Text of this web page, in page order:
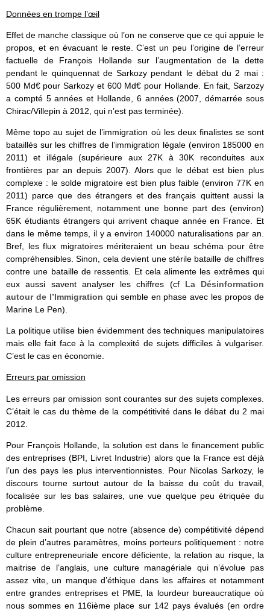
Données en trompe l’œil
Effet de manche classique où l’on ne conserve que ce qui appuie le
propos, et en évacuant le reste. C’est un peu l’origine de l’erreur
factuelle de François Hollande sur l’augmentation de la dette
pendant le quinquennat de Sarkozy pendant le débat du 2 mai :
500 Md€ pour Sarkozy et 600 Md€ pour Hollande. En fait, Sarzozy
a compté 5 années et Hollande, 6 années (2007, démarrée sous
Chirac/Villepin à 2012, qui n’est pas terminée).
Même topo au sujet de l’immigration où les deux finalistes se sont
bataillés sur les chiffres de l’immigration légale (environ 185000 en
2011) et illégale (supérieure aux 27K à 30K reconduites aux
frontières par an depuis 2007). Alors que le débat est bien plus
complexe : le solde migratoire est bien plus faible (environ 77K en
2011) parce que des étrangers et des français quittent aussi la
France régulièrement, notamment une bonne part des (environ)
65K étudiants étrangers qui arrivent chaque année en France. Et
dans le même temps, il y a environ 140000 naturalisations par an.
Bref, les flux migratoires mériteraient un beau schéma pour être
compréhensibles. Sinon, cela devient une stérile bataille de chiffres
contre une bataille de ressentis. Et cela alimente les extrêmes qui
eux aussi savent analyser les chiffres (cf La Désinformation
autour de l’Immigration qui semble en phase avec les propos de
Marine Le Pen).
La politique utilise bien évidemment des techniques manipulatoires
mais elle fait face à la complexité de sujets difficiles à vulgariser.
C’est le cas en économie.
Erreurs par omission
Les erreurs par omission sont courantes sur des sujets complexes.
C’était le cas du thème de la compétitivité dans le débat du 2 mai
2012.
Pour François Hollande, la solution est dans le financement public
des entreprises (BPI, Livret Industrie) alors que la France est déjà
l’un des pays les plus interventionnistes. Pour Nicolas Sarkozy, le
discours tourne surtout autour de la baisse du coût du travail,
focalisée sur les bas salaires, une vue quelque peu étriquée du
problème.
Chacun sait pourtant que notre (absence de) compétitivité dépend
de plein d’autres paramètres, moins porteurs politiquement : notre
culture entrepreneuriale encore déficiente, la relation au risque, la
maitrise de l’anglais, une culture managériale qui n’évolue pas
assez vite, un manque d’éthique dans les affaires et notamment
entre grandes entreprises et PME, la lourdeur bureaucratique où
nous sommes en 116ième place sur 142 pays évalués (en ordre